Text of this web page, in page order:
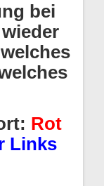
bei
Rot
Links